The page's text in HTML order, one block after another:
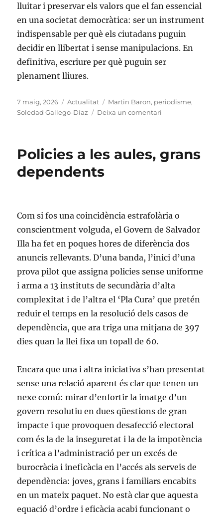
lluitar i preservar els valors que el fan essencial
en una societat democràtica: ser un instrument
indispensable per què els ciutadans puguin
decidir en llibertat i sense manipulacions. En
definitiva, escriure per què puguin ser
plenament lliures.
Publicat
el
7 maig, 2026 Categories
Actualitat Etiquetes
Martin Baron, periodisme,
Soledad Gallego-Díaz
Deixa un comentari
Policies a les aules, grans
dependents
Com si fos una coincidència estrafolària o
conscientment volguda, el Govern de Salvador
Illa ha fet en poques hores de diferència dos
anuncis rellevants. D’una banda, l’inici d’una
prova pilot que assigna policies sense uniforme
i arma a 13 instituts de secundària d’alta
complexitat i de l’altra el ‘Pla Cura’ que pretén
reduir el temps en la resolució dels casos de
dependència, que ara triga una mitjana de 397
dies quan la llei fixa un topall de 60.
Encara que una i altra iniciativa s’han presentat
sense una relació aparent és clar que tenen un
nexe comú: mirar d’enfortir la imatge d’un
govern resolutiu en dues qüestions de gran
impacte i que provoquen desafecció electoral
com és la de la inseguretat i la de la impotència
i crítica a l’administració per un excés de
burocràcia i ineficàcia en l’accés als serveis de
dependència: joves, grans i familiars encabits
en un mateix paquet. No està clar que aquesta
equació d’ordre i eficàcia acabi funcionant o